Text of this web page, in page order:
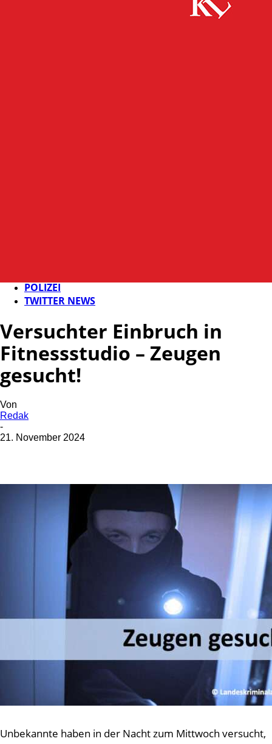
POLIZEI
TWITTER NEWS
Versuchter Einbruch in
Fitnessstudio – Zeugen
gesucht!
Von
Redak
-
21. November 2024
Unbekannte haben in der Nacht zum Mittwoch versucht,